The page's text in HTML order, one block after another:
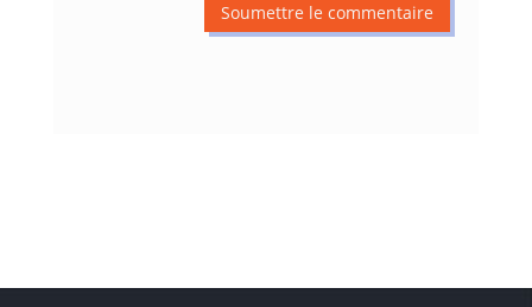
Soumettre le commentaire